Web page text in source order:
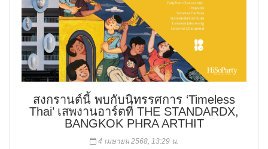
สงกรานต์นี้ พบกับนิทรรศการ ‘Timeless
Thai’ เสพงานอาร์ตที่ THE STANDARDX,
BANGKOK PHRA ARTHIT
4 เมษายน 2568, 13:29 น.